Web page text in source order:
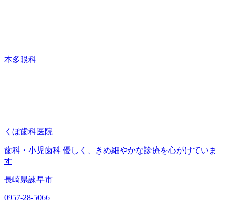
本多眼科
くぼ歯科医院
歯科・小児歯科 優しく、きめ細やかな診療を心がけていま
す
長崎県諫早市
0957-28-5066